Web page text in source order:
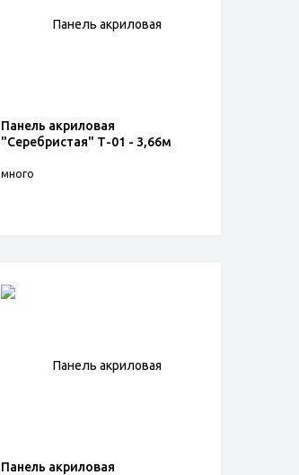
Панель акриловая
"Серебристая" Т-01 - 3,66м
много
Панель акриловая